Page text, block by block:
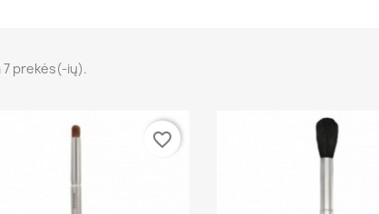
7 prekės(-ių).
favorite_border